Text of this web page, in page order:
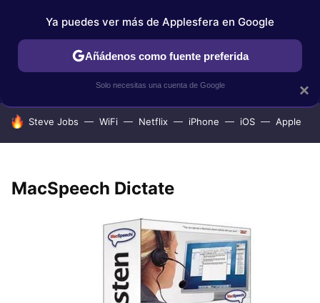
IPHONE TUTORIALES APPLESFERA SELECCIÓN
HOY SE HABLA DE
Steve Jobs WiFi Netflix iPhone iOS Apple
MacSpeech Dictate
×
Ya puedes ver más de Applesfera en Google
Añádenos como fuente preferida
Solo necesitas una cuenta de Google